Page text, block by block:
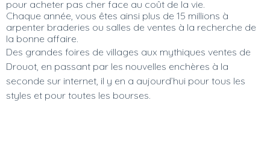
pour acheter pas cher face au coût de la vie.
Chaque année, vous êtes ainsi plus de 15 millions à
arpenter braderies ou salles de ventes à la recherche de
la bonne affaire.
Des grandes foires de villages aux mythiques ventes de
Drouot, en passant par les nouvelles enchères à la
seconde sur internet, il y en a aujourd’hui pour tous les
styles et pour toutes les bourses.